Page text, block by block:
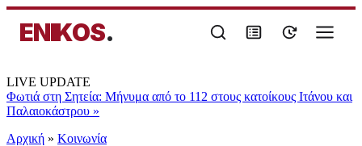
ENIKOS.
LIVE UPDATE
Φωτιά στη Σητεία: Μήνυμα από το 112 στους κατοίκους Ιτάνου και
Παλαιοκάστρου »
Αρχική » Κοινωνία